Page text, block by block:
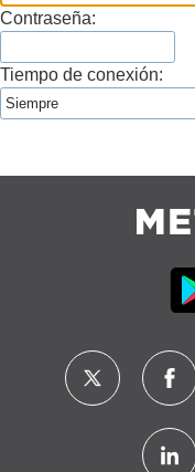
Contraseña:
Tiempo de conexión: